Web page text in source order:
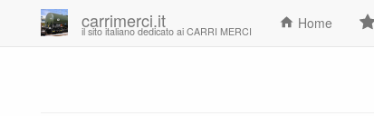
carrimerci.it
il sito italiano dedicato ai CARRI MERCI Home